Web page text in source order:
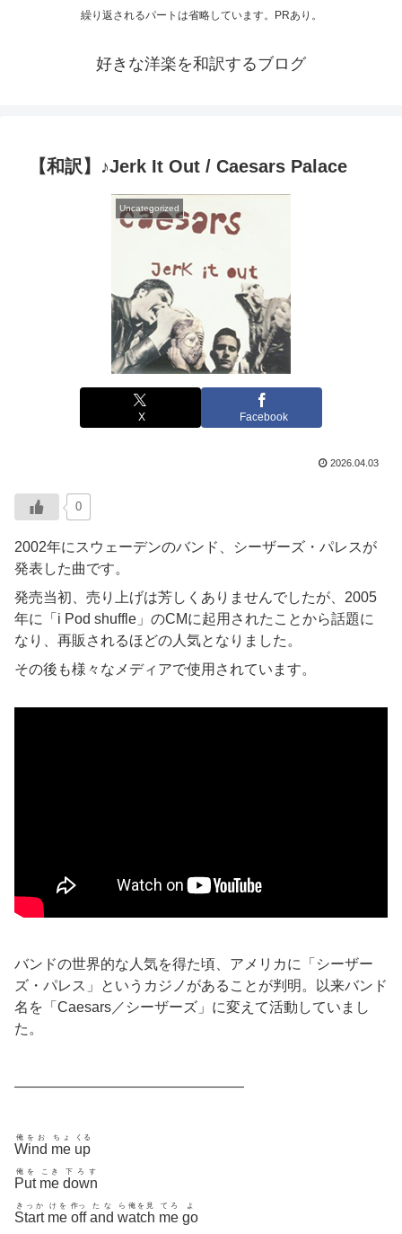
繰り返されるパートは省略しています。PRあり。
好きな洋楽を和訳するブログ
【和訳】♪Jerk It Out / Caesars Palace
Uncategorized
X Facebook
2026.04.03
0
2002年にスウェーデンのバンド、シーザーズ・パレスが
発表した曲です。
発売当初、売り上げは芳しくありませんでしたが、2005
年に「i Pod shuffle」のCMに起用されたことから話題に
なり、再販されるほどの人気となりました。
その後も様々なメディアで使用されています。
バンドの世界的な人気を得た頃、アメリカに「シーザー
ズ・パレス」というカジノがあることが判明。以来バンド
名を「Caesars／シーザーズ」に変えて活動していまし
た。
————————————————
Wind
俺をお
me
ちょ
up
くる
Put
俺を
me
こき
down
下ろす
Start
きっか
me
けを
off
作っ
and
たな
watch
ら俺を見
me
てろ
go
よ